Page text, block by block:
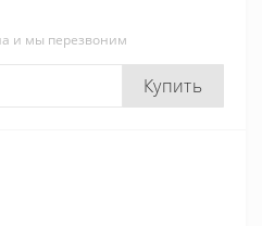
и мы перезвоним
Купить